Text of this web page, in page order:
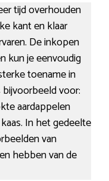
tijd overhouden
kant en klaar
De inkopen
kun je eenvoudig
toename in
voor:
aardappelen
In het gedeelte
van
hebben van de